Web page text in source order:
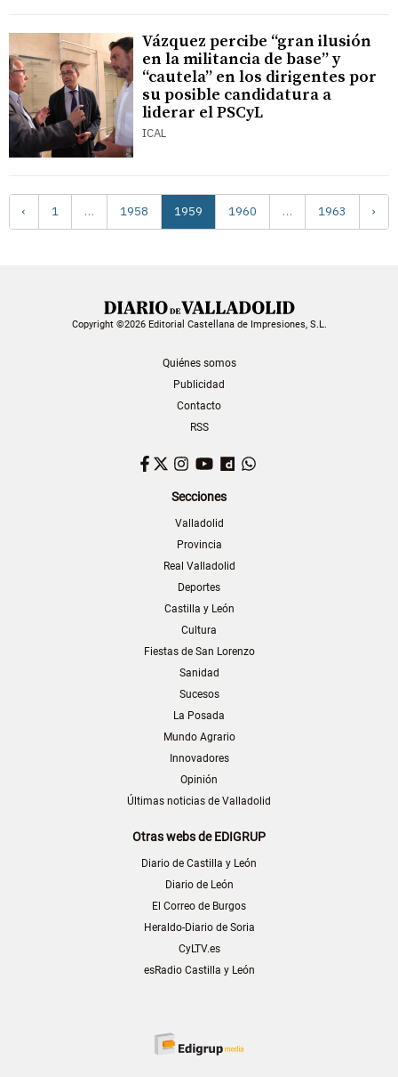
Vázquez percibe “gran ilusión
en la militancia de base” y
“cautela” en los dirigentes por
su posible candidatura a
liderar el PSCyL
ICAL
‹ 1 … 1958 1959 1960 … 1963 ›
Copyright ©2026 Editorial Castellana de Impresiones, S.L.
Quiénes somos
Publicidad
Contacto
RSS
Facebook
TwitterInstagram
YouTubeDailymotion
Secciones
Valladolid
Provincia
Real Valladolid
Deportes
Castilla y León
Cultura
Fiestas de San Lorenzo
Sanidad
Sucesos
La Posada
Mundo Agrario
Innovadores
Opinión
Últimas noticias de Valladolid
Otras webs de EDIGRUP
Diario de Castilla y León
Diario de León
El Correo de Burgos
Heraldo-Diario de Soria
CyLTV.es
esRadio Castilla y León